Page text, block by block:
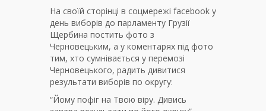
На своїй сторінці в соцмережі facebook у
день виборів до парламенту Грузії
Щербина постить фото з
Черновецьким, а у коментарях під фото
тим, хто сумнівається у перемозі
Черновецького, радить дивитися
результати виборів по округу:
“Йому пофіг на Твою віру. Дивись